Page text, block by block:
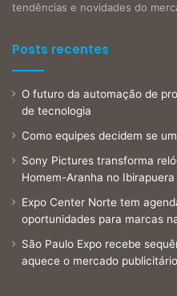
tendências e novidades do
Posts recentes
O futuro da automação de
de tecnologia
Como equipes decidem se
Sony Pictures transforma
Homem-Aranha no Ibirapuera
Expo Center Norte tem
oportunidades para marcas
São Paulo Expo recebe
aquece o mercado